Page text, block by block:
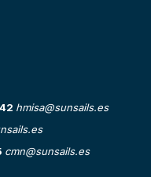
hmisa@sunsails.es
cmn@sunsails.es